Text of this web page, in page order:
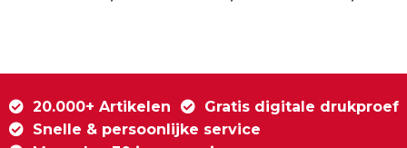
900ml
20.000+ Artikelen
Gratis digitale drukproef
Snelle & persoonlijke service